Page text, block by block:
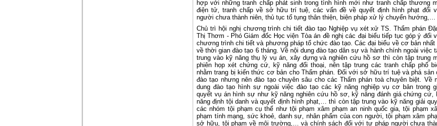
hợp với những tranh chấp phát sinh trong tình hình mới như tranh chấp thương
điện tử, tranh chấp về sở hữu trí tuệ, các vấn đề về quyết định hình phạt đối
người chưa thành niên, thủ tục tố tụng thân thiện, biện pháp xử lý chuyển hướng,…
Chủ trì hội nghị chương trình chi tiết đào tạo Nghiệp vụ xét xử TS. Thẩm phán
Thị Thơm - Phó Giám đốc Học viện Tòa án đề nghịcác đại biểu tiếp tục góp ý đối
chương trình chi tiết và phương pháp tổ chức đào tạo. Các đại biểu về cơ bản nhất
về thời gian đào tạo 6 tháng. Về nội dung đào tạo dân sự và hành chính ngoài việc
trung vào kỹ năng thụ lý vụ án, xây dựng và nghiên cứu hồ sơ thì còn tập trung
phiên họp xét chứng cứ, kỹ năng đối thoại, nên tập trung các tranh chấp phổ
nhằm trang bị kiến thức cơ bản cho Thẩm phán. Đối với sở hữu trí tuệ và phá sản
đào tạo nhưng nên đào tạo chuyên sâu cho các Thẩm phán toà chuyên biệt. Về
dung đào tạo hình sự ngoài việc đào tạo các kỹ năng nghiệp vụ cơ bản trong
quyết vụ án hình sự như kỹ năng nghiên cứu hồ sơ, kỹ năng đánh giá chứng cứ,
năng định tội danh và quyết định hình phạt,… thì còn tập trung vào kỹ năng giải
các nhóm tội phạm cụ thể như tội phạm xâm phạm an ninh quốc gia, tội phạm
phạm tính mạng, sức khoẻ, danh sự, nhân phẩm của con người, tội phạm xâm
sở hữu, tội phạm về môi trường,… và chính sách đối với tư pháp người chưa